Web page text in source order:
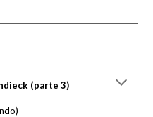
(parte 3)